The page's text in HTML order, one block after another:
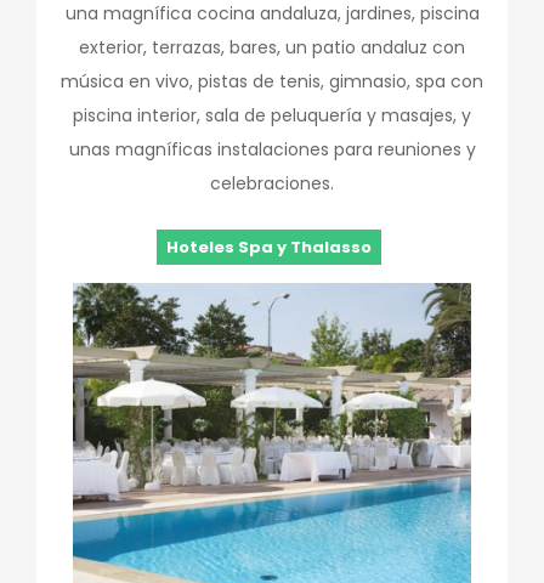
una magnífica cocina andaluza, jardines, piscina
exterior, terrazas, bares, un patio andaluz con
música en vivo, pistas de tenis, gimnasio, spa con
piscina interior, sala de peluquería y masajes, y
unas magníficas instalaciones para reuniones y
celebraciones.
Hoteles Spa y Thalasso